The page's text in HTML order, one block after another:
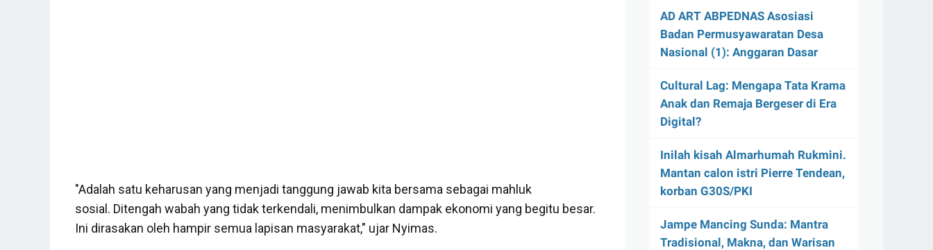
"Adalah satu keharusan yang menjadi tanggung jawab kita bersama sebagai mahluk
sosial. Ditengah wabah yang tidak terkendali, menimbulkan dampak ekonomi yang begitu besar.
Ini dirasakan oleh hampir semua lapisan masyarakat," ujar Nyimas.
AD ART ABPEDNAS Asosiasi
Badan Permusyawaratan Desa
Nasional (1): Anggaran Dasar
Cultural Lag: Mengapa Tata Krama
Anak dan Remaja Bergeser di Era
Digital?
Inilah kisah Almarhumah Rukmini.
Mantan calon istri Pierre Tendean,
korban G30S/PKI
Jampe Mancing Sunda: Mantra
Tradisional, Makna, dan Warisan